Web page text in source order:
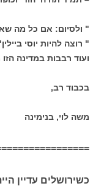
" ולסיום: אם כל מה
" רוצה להיות יוסי
ועוד רבבות במדינה
בכבוד רב,
משה לוי, בנימינה
כשירושלים עדיין